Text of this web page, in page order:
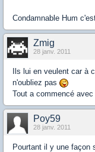
Condamnable Hum
Zmig
28 janv. 2011
Ils lui en veulent car à
n'oubliez pas
Tout a commencé
Poy59
28 janv. 2011
Pourtant il y une façon